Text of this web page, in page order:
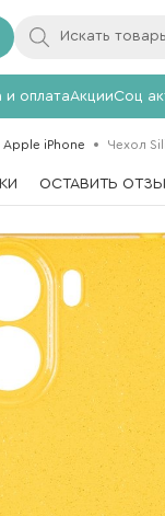
и оплатаАкцииСоц
iPhone Чехол
ОСТАВИТЬ